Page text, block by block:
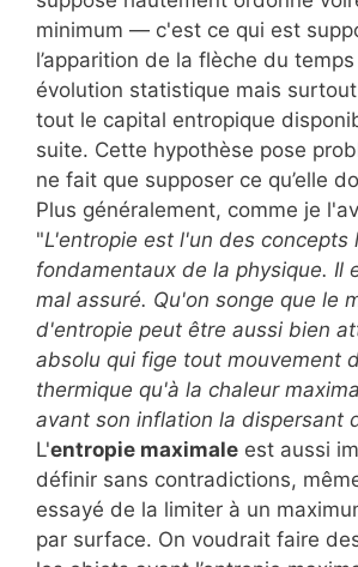
minimum — c'est ce qui est
l’apparition de la flèche du
évolution statistique mais
tout le capital entropique
suite. Cette hypothèse pose
ne fait que supposer ce qu’elle
Plus généralement, comme je
"L'entropie est l'un des concepts
fondamentaux de la physique. Il
mal assuré. Qu'on songe que le
d'entropie peut être aussi bien
absolu qui fige tout mouvement
thermique qu'à la chaleur
avant son inflation la dispersant
L'entropie maximale est aussi
définir sans contradictions,
essayé de la limiter à un
par surface. On voudrait faire